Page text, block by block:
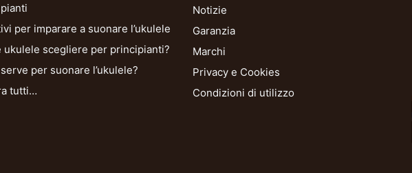
per imparare a suonare l’ukulele
ukulele scegliere per principianti?
per suonare l’ukulele?
tutti…
Notizie
Garanzia
Marchi
Privacy e Cookies
Condizioni di utilizzo